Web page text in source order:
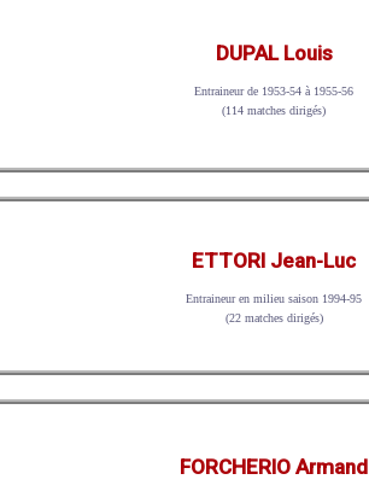
DUPAL Louis
Entraineur de 1953-54 à 1955-56
(114 matches dirigés)
ETTORI Jean-Luc
Entraineur en milieu saison 1994-95
(22 matches dirigés)
FORCHERIO Armand